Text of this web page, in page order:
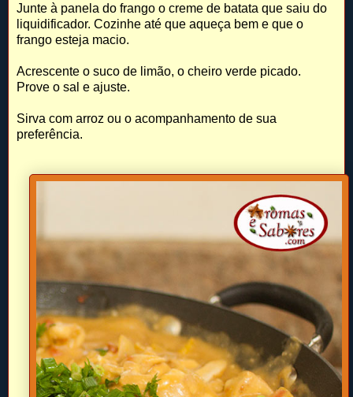
Junte à panela do frango o creme de batata que saiu do
liquidificador. Cozinhe até que aqueça bem e que o
frango esteja macio.
Acrescente o suco de limão, o cheiro verde picado.
Prove o sal e ajuste.
Sirva com arroz ou o acompanhamento de sua
preferência.